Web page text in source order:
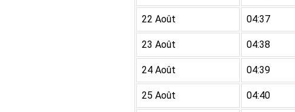
22 Août 04:37
23 Août 04:38
24 Août 04:39
25 Août 04:40